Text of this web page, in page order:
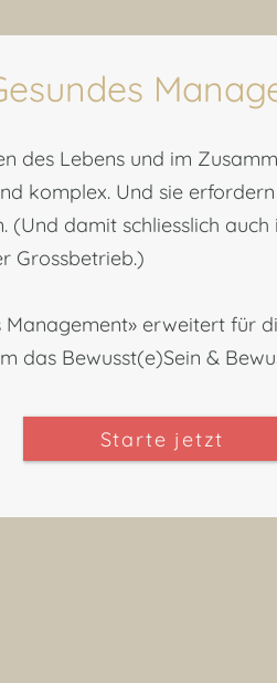
des Lebens und im
komplex. Und sie erfordern
(Und damit schliesslich
Grossbetrieb.)
Management» erweitert für
das Bewusst(e)Sein &
Starte jetzt